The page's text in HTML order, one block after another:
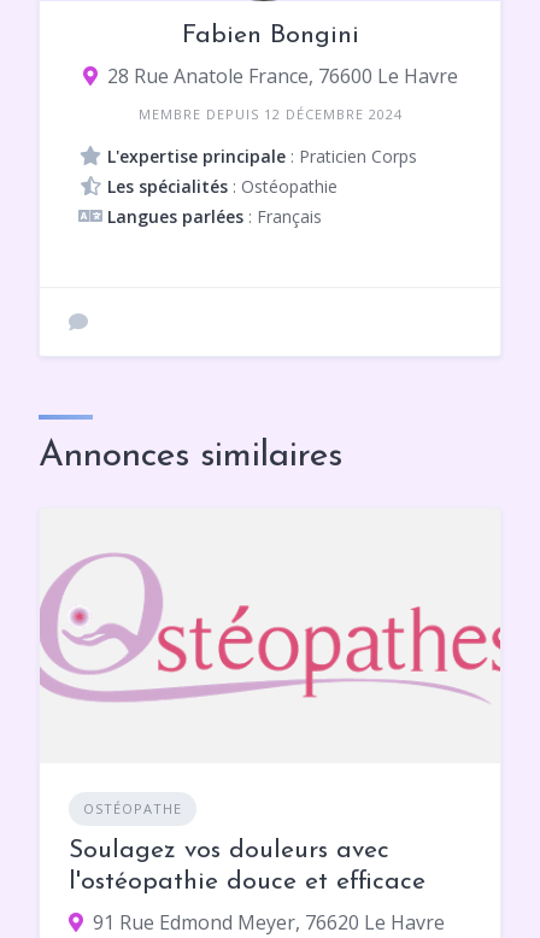
Fabien Bongini
28 Rue Anatole France, 76600 Le Havre
MEMBRE DEPUIS 12 DÉCEMBRE 2024
L'expertise principale : Praticien Corps
Les spécialités : Ostéopathie
Langues parlées : Français
Annonces similaires
OSTÉOPATHE
Soulagez vos douleurs avec
l'ostéopathie douce et efficace
91 Rue Edmond Meyer, 76620 Le Havre